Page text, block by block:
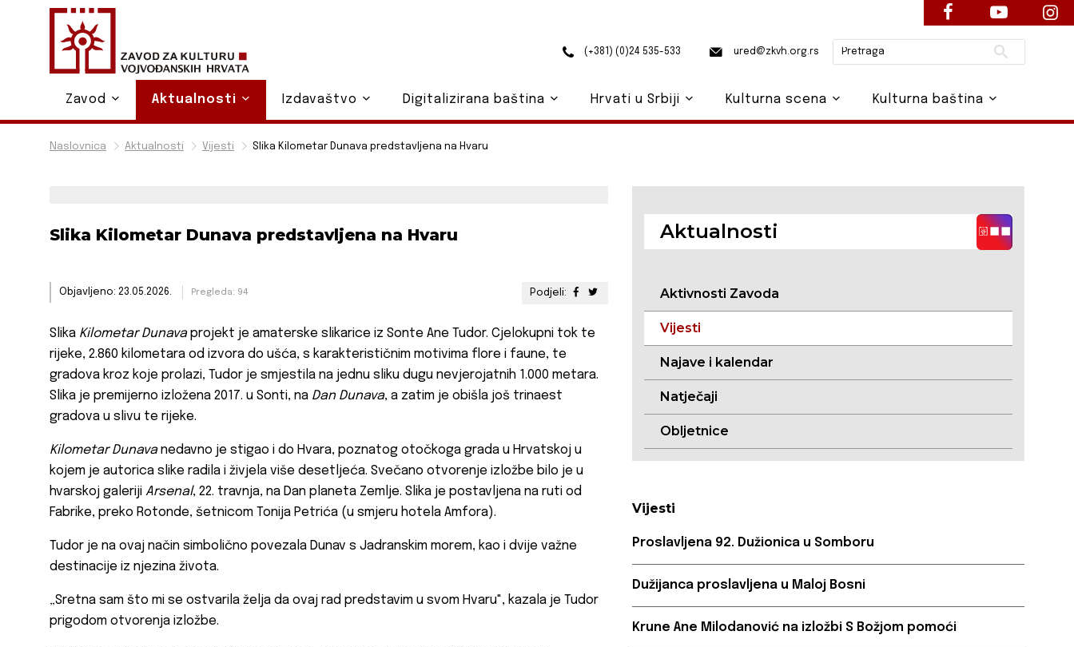
Naslovnica Aktualnosti Vijesti Slika Kilometar Dunava predstavljena na Hvaru
Slika Kilometar Dunava predstavljena na Hvaru
Podjeli:
Objavljeno: 23.05.2026. Pregleda: 94
Slika Kilometar Dunavaprojekt je amaterske slikarice iz Sonte Ane Tudor. Cjelokupni tok te
rijeke, 2.860 kilometara od izvora do ušća, s karakterističnim motivima flore i faune, te
gradova kroz koje prolazi, Tudor je smjestila na jednu sliku dugu nevjerojatnih 1.000 metara.
Slika je premijerno izložena 2017. u Sonti, na Dan Dunava, a zatim je obišla još trinaest
gradova u slivu te rijeke.
Kilometar Dunavanedavno je stigao i do Hvara, poznatog otočkoga grada u Hrvatskoj u
kojem je autorica slike radila i živjela više desetljeća. Svečano otvorenje izložbe bilo je u
hvarskoj galeriji Arsenal, 22. travnja, na Dan planeta Zemlje. Slika je postavljena na ruti od
Fabrike, preko Rotonde, šetnicom Tonija Petrića (u smjeru hotela Amfora).
Tudor je na ovaj način simbolično povezala Dunav s Jadranskim morem, kao i dvije važne
destinacije iz njezina života.
„Sretna sam što mi se ostvarila želja da ovaj rad predstavim u svom Hvaru", kazala je Tudor
prigodom otvorenja izložbe.
Aktualnosti
Aktivnosti Zavoda
Vijesti
Najave i kalendar
Natječaji
Obljetnice
Vijesti
Proslavljena 92. Dužionica u Somboru
Dužijanca proslavljena u Maloj Bosni
Krune Ane Milodanović na izložbi S Božjom pomoći
(+381) (0)24 535-533 ured@zkvh.org.rs Pretraži
Zavod Aktualnosti Izdavaštvo Digitalizirana baština Hrvati u Srbiji Kulturna scena Kulturna baština